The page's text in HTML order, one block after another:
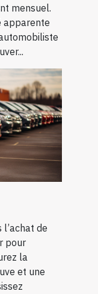
mensuel.
apparente
de
pour
la
et une